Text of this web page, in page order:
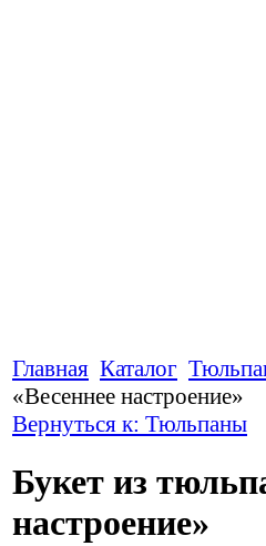
Главная Каталог
«Весеннее настроение»
Вернуться к: Тюльпаны
Букет из
настроение»